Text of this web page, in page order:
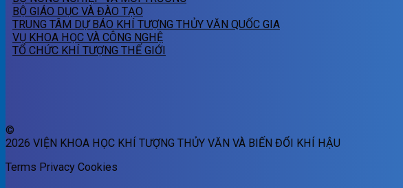
BỘ GIÁO DỤC VÀ ĐÀO TẠO
TRUNG TÂM DỰ BÁO KHÍ TƯỢNG THỦY VĂN QUỐC GIA
VỤ KHOA HỌC VÀ CÔNG NGHỆ
TỔ CHỨC KHÍ TƯỢNG THẾ GIỚI
©
2026 VIỆN KHOA HỌC KHÍ TƯỢNG THỦY VĂN VÀ BIẾN ĐỔI KHÍ HẬU
Terms Privacy Cookies